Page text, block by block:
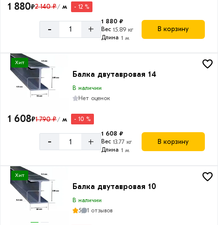
1 880₽2 140 ₽/ м - 12 %
- +
1 880 ₽
Вес 15.89 кг
Длина 1 м
В корзину
Хит
Балка двутавровая 14
В наличии
Нет оценок
1 608₽1 790 ₽/ м - 10 %
- +
1 608 ₽
Вес 13.77 кг
Длина 1 м
В корзину
Хит
Балка двутавровая 10
В наличии
5
1 отзывов